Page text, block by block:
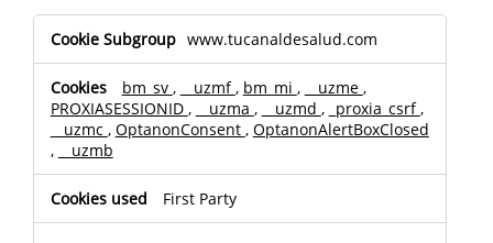
Strictly
Necessary
Cookies
www.tucanaldesalud.com
bm_sv , __uzmf, bm_mi , __uzme ,
PROXIASESSIONID , __uzma , __uzmd , _proxia_csrf,
__uzmc , OptanonConsent , OptanonAlertBoxClosed
,
__uzmb
First Party